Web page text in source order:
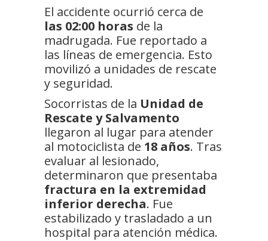
El accidente ocurrió cerca de
las 02:00 horas de la
madrugada. Fue reportado a
las líneas de emergencia. Esto
movilizó a unidades de rescate
y seguridad.
Socorristas de la Unidad de
Rescate y Salvamento
llegaron al lugar para atender
al motociclista de 18 años. Tras
evaluar al lesionado,
determinaron que presentaba
fractura en la extremidad
inferior derecha. Fue
estabilizado y trasladado a un
hospital para atención médica.